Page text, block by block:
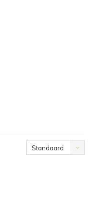
Standaard